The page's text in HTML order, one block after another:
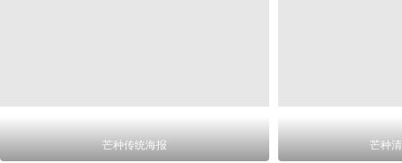
芒种传统海报 芒种